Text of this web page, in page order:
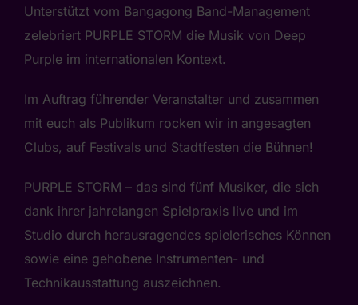
Unterstützt vom Bangagong Band-Management
zelebriert PURPLE STORM die Musik von Deep
Purple im internationalen Kontext.
Im Auftrag führender Veranstalter und zusammen
mit euch als Publikum rocken wir in angesagten
Clubs, auf Festivals und Stadtfesten die Bühnen!
PURPLE STORM – das sind fünf Musiker, die sich
dank ihrer jahrelangen Spielpraxis live und im
Studio durch herausragendes spielerisches Können
sowie eine gehobene Instrumenten- und
Technikausstattung auszeichnen.